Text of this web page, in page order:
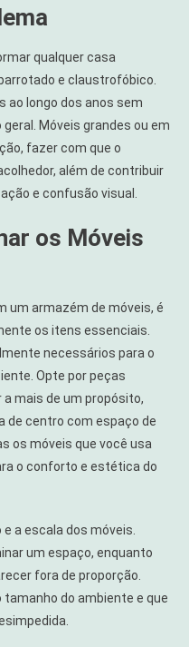
qualquer casa
e claustrofóbico.
ao longo dos anos sem
Móveis grandes ou em
fazer com que o
além de contribuir
e confusão visual.
os Móveis
um armazém de móveis, é
os itens essenciais.
necessários para o
Opte por peças
mais de um propósito,
de centro com espaço de
os móveis que você usa
o conforto e estética do
a escala dos móveis.
um espaço, enquanto
fora de proporção.
tamanho do ambiente e que